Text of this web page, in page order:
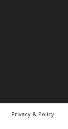
Privacy & Policy